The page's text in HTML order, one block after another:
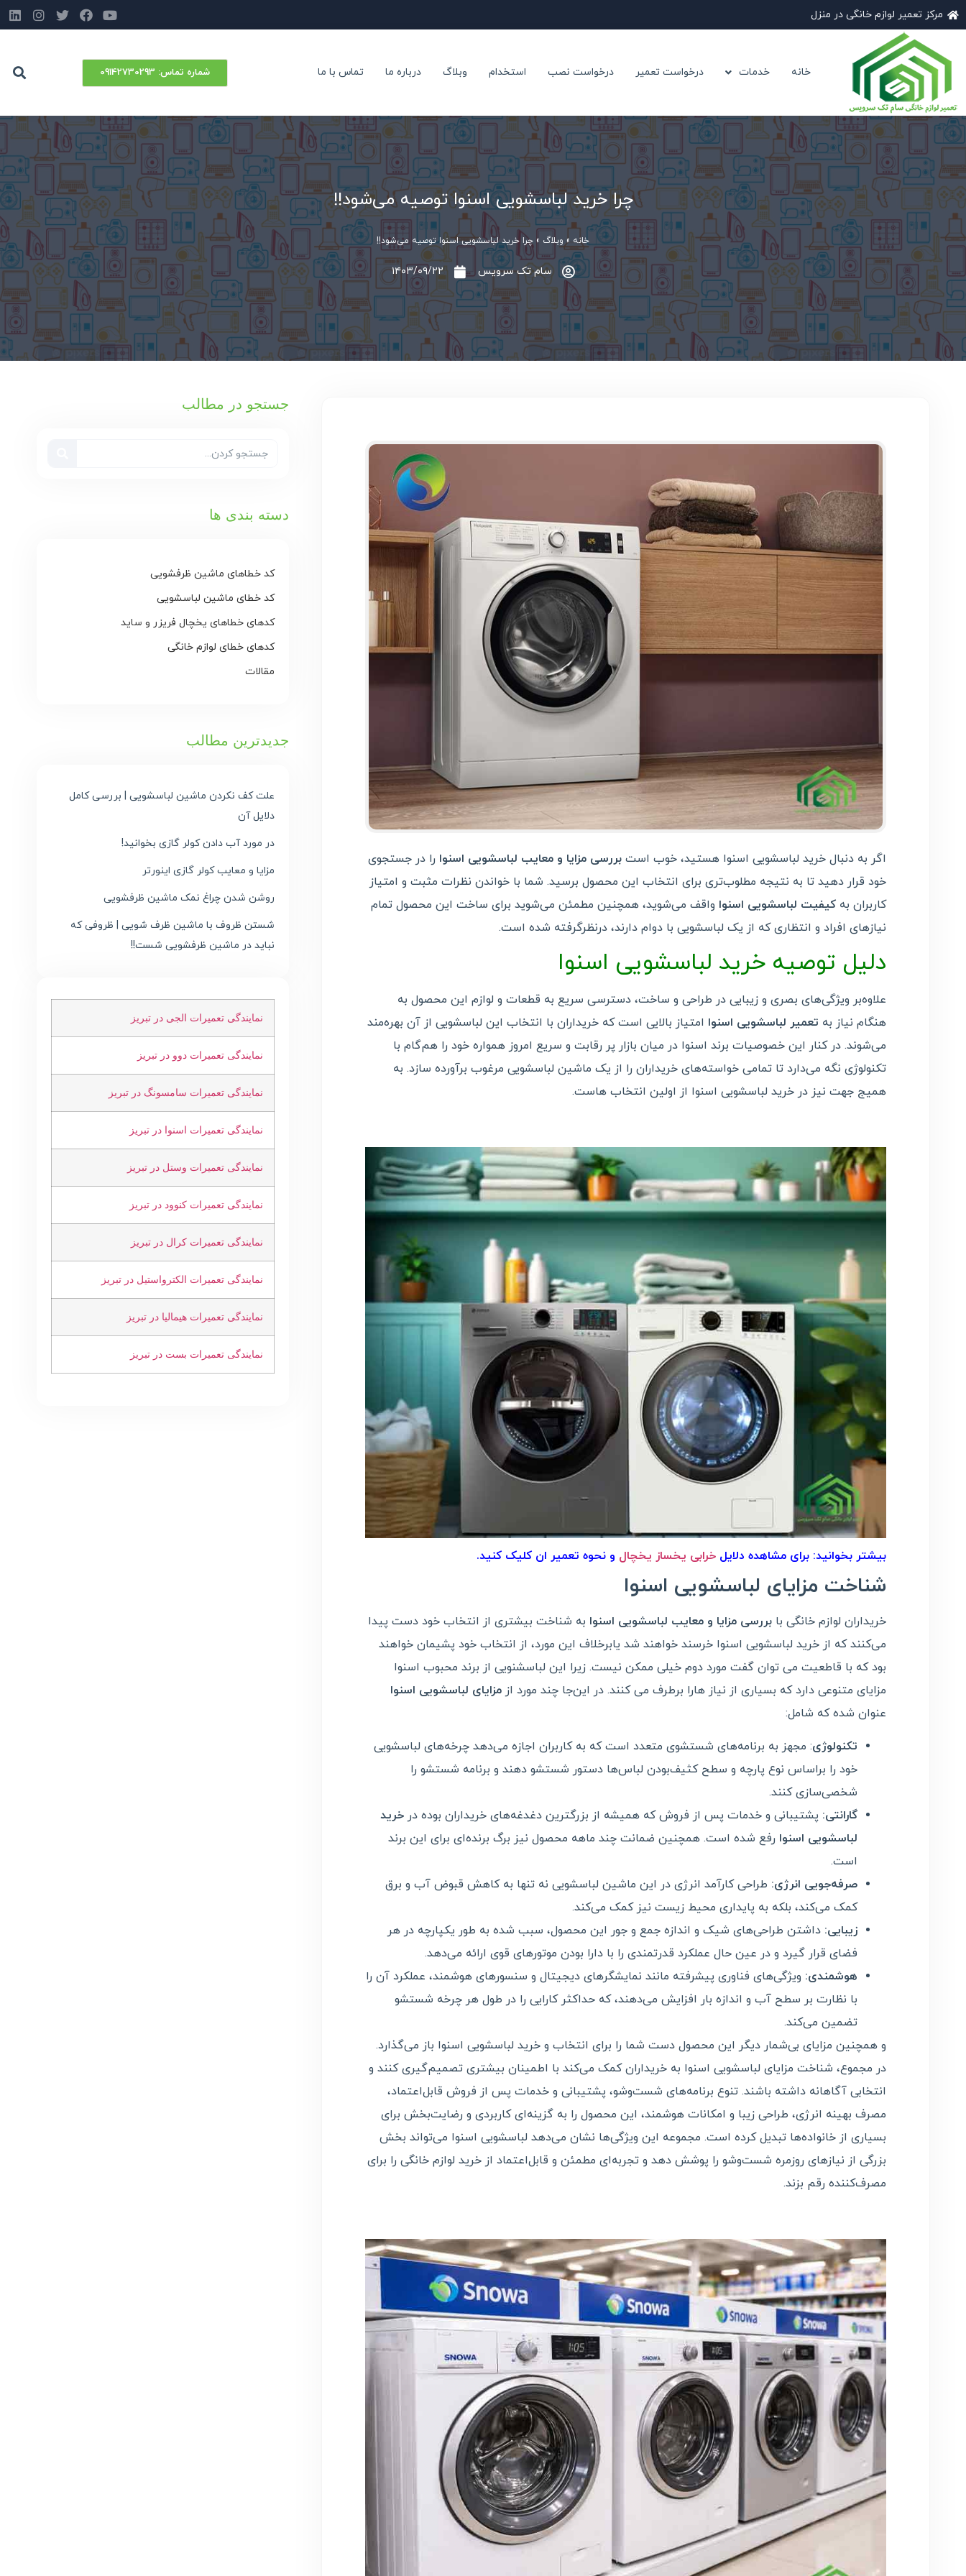
مرکز تعمیر لوازم خانگی در منزل
خانه خدمات درخواست تعمیر درخواست نصب استخدام وبلاگ درباره ما تماس با ما شماره‌ تماس: 09142730293
چرا خرید لباسشویی اسنوا توصیه می‌شود!!
خانه » وبلاگ » چرا خرید لباسشویی اسنوا توصیه می‌شود!!
سام تک سرویس ۱۴۰۳/۰۹/۲۲
اگر به دنبال خرید لباسشویی اسنوا هستید، خوب است بررسی مزایا و معایب لباسشویی اسنوا را در جستجوی
خود قرار دهید تا به نتیجه مطلوب‌تری برای انتخاب این محصول برسید. شما با خواندن نظرات مثبت و امتیاز
کاربران به کیفیت لباسشویی اسنوا واقف می‌شوید، همچنین مطمئن می‌شوید برای ساخت این محصول تمام
نیازهای افراد و انتظاری که از یک لباسشویی با دوام دارند، درنظرگرفته شده است.
دلیل توصیه خرید لباسشویی اسنوا
علاوه‌بر ویژگی‌های بصری و زیبایی در طراحی و ساخت، دسترسی سریع به قطعات و لوازم این محصول به
هنگام نیاز به تعمیر لباسشویی اسنوا امتیاز بالایی است که خریداران با انتخاب این لباسشویی از آن بهره‌مند
می‌شوند. در کنار این خصوصیات برند اسنوا در میان بازار پر رقابت و سریع امروز همواره خود را هم‌گام با
تکنولوژی نگه می‌دارد تا تمامی خواسته‌های خریداران را از یک ماشین لباسشویی مرغوب برآورده سازد. به
همیج جهت نیز در خرید لباسشویی اسنوا از اولین انتخاب هاست.
بیشتر بخوانید: برای مشاهده دلایل خرابی یخساز یخچال و نحوه تعمیر ان کلیک کنید.
شناخت مزایای لباسشویی اسنوا
خریداران لوازم خانگی با بررسی مزایا و معایب لباسشویی اسنوا به شناخت بیشتری از انتخاب خود دست پیدا
می‌کنند که از خرید لباسشویی اسنوا خرسند خواهند شد یابرخلاف این مورد، از انتخاب خود پشیمان خواهند
بود که با قاطعیت می توان گفت مورد دوم خیلی ممکن نیست. زیرا این لباسشنویی از برند محبوب اسنوا
مزایای متنوعی دارد که بسیاری از نیاز هارا برطرف می کنند. در این‌جا چند مورد از مزایای لباسشویی اسنوا
عنوان شده که شامل:
تکنولوژی: مجهز به برنامه‌های شستشوی متعدد است که به کاربران اجازه می‌دهد چرخه‌های لباسشویی
خود را براساس نوع پارچه و سطح کثیف‌بودن لباس‌ها دستور شستشو دهند و برنامه شستشو را
شخصی‌سازی کنند.
گارانتی: پشتیبانی و خدمات پس ‌از ‌فروش که همیشه از بزرگترین دغدغه‌های خریداران بوده در خرید
لباسشویی اسنوا رفع شده است. همچنین ضمانت چند ماهه محصول نیز برگ برنده‌ای برای این برند
است.
صرفه‌جویی انرژی: طراحی کارآمد انرژی در این ماشین لباسشویی نه تنها به کاهش قبوض آب و برق
کمک می‌کند، بلکه به پایداری محیط زیست نیز کمک می‌کند.
زیبایی: داشتن طراحی‌های شیک و اندازه جمع و جور این محصول، سبب شده به طور یکپارچه در هر
فضای قرار گیرد و در عین حال عملکرد قدرتمندی را با دارا بودن موتورهای قوی ارائه می‌دهد.
هوشمندی: ویژگی‌های فناوری پیشرفته مانند نمایشگرهای دیجیتال و سنسورهای هوشمند، عملکرد آن را
با نظارت بر سطح آب و اندازه بار افزایش می‌دهند، که حداکثر کارایی را در طول هر چرخه شستشو
تضمین می‌کند.
و همچنین مزایای بی‌شمار دیگر این محصول دست شما را برای انتخاب و خرید لباسشویی اسنوا باز می‌گذارد.
در مجموع، شناخت مزایای لباسشویی اسنوا به خریداران کمک می‌کند با اطمینان بیشتری تصمیم‌گیری کنند و
انتخابی آگاهانه داشته باشند. تنوع برنامه‌های شست‌وشو، پشتیبانی و خدمات پس از فروش قابل‌اعتماد،
مصرف بهینه انرژی، طراحی زیبا و امکانات هوشمند، این محصول را به گزینه‌ای کاربردی و رضایت‌بخش برای
بسیاری از خانواده‌ها تبدیل کرده است. مجموعه این ویژگی‌ها نشان می‌دهد لباسشویی اسنوا می‌تواند بخش
بزرگی از نیازهای روزمره شست‌وشو را پوشش دهد و تجربه‌ای مطمئن و قابل‌اعتماد از خرید لوازم خانگی را برای
مصرف‌کننده رقم بزند.
جستجو در مطالب
دسته بندی ها
کد خطاهای ماشین ظرفشویی
کد خطای ماشین لباسشویی
کدهای خطاهای یخچال فریزر و ساید
کدهای خطای لوازم خانگی
مقالات
جدیدترین مطالب
علت کف نکردن ماشین لباسشویی | بررسی کامل
دلایل آن
در مورد آب دادن کولر گازی بخوانید!
مزایا و معایب کولر گازی اینورتر
روشن شدن چراغ نمک ماشین ظرفشویی
شستن ظروف با ماشین ظرف شویی | ظروفی که
نباید در ماشین ظرفشویی شست!!
نمایندگی تعمیرات الجی در تبریز
نمایندگی تعمیرات دوو در تبریز
نمایندگی تعمیرات سامسونگ در تبریز
نمایندگی تعمیرات اسنوا در تبریز
نمایندگی تعمیرات وستل در تبریز
نمایندگی تعمیرات کنوود در تبریز
نمایندگی تعمیرات کرال در تبریز
نمایندگی تعمیرات الکترواستیل در تبریز
نمایندگی تعمیرات هیمالیا در تبریز
نمایندگی تعمیرات بست در تبریز